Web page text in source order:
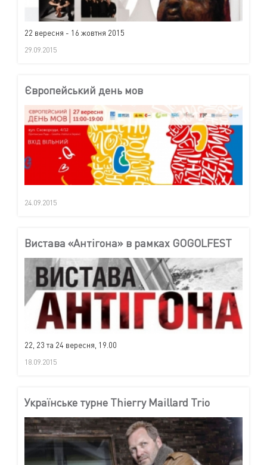
22 вересня - 16 жовтня 2015
29.09.2015
Європейський день мов
24.09.2015
Вистава «Антігона» в рамках GOGOLFEST
22, 23 та 24 вересня, 19.00
18.09.2015
Українське турне Thierry Maillard Trio